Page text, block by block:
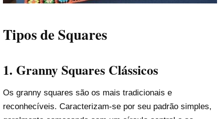
Tipos de Squares
1. Granny Squares Clássicos
Os granny squares são os mais tradicionais e
reconhecíveis. Caracterizam-se por seu padrão simples,